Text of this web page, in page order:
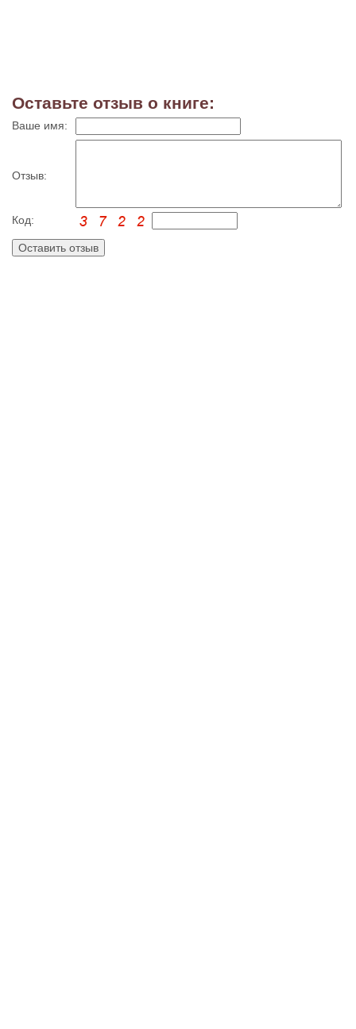
Оставьте отзыв о книге:
Ваше имя:
Отзыв:
Код: